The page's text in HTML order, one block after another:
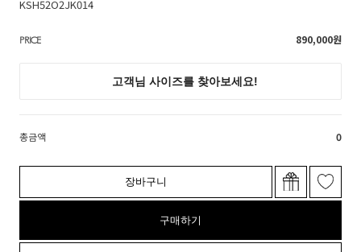
KSH52O2JK014
PRICE 890,000원
총금액 0
장바구니
구매하기